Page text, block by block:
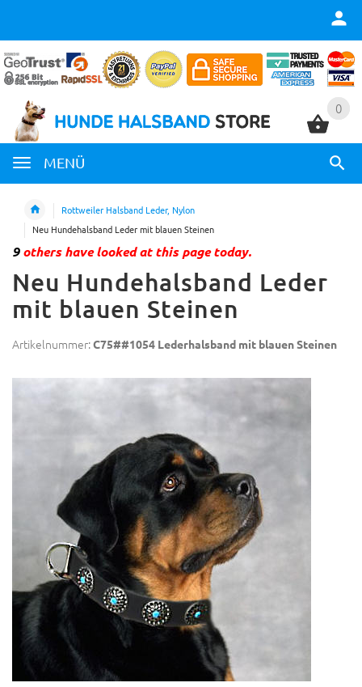
0
MENÜ
0
Rottweiler Halsband Leder, Nylon
Neu Hundehalsband Leder mit blauen Steinen
9others have looked at this page today.
Neu Hundehalsband Leder
mit blauen Steinen
Artikelnummer:C75##1054 Lederhalsband mit blauen Steinen